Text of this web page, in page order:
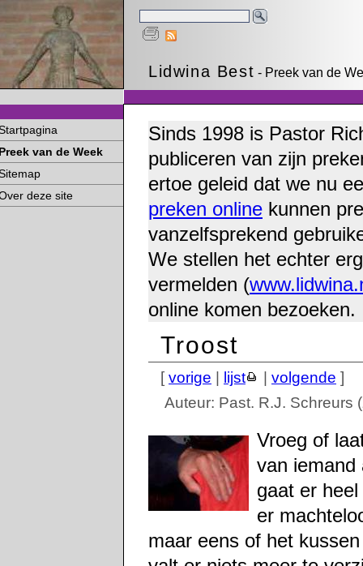
Lidwina Best - Preek van de
van de Week
deze site
Sinds 1998 is Pastor
publiceren van zijn
ertoe geleid dat we nu
preken online kunnen
vanzelfsprekend
We stellen het echter
vermelden (
online komen bezoeken.
Troost
[ vorige lijst volgende ]
Auteur: Past. R.J. Schreurs
Vroeg of
van iemand
gaat er
er
maar eens of het